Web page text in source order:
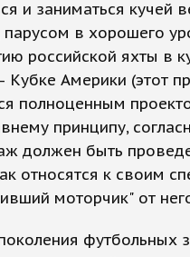
и заниматься кучей
в хорошего
российской яхты в
Кубке Америки (этот
полноценным
принципу,
должен быть
относятся к своим
моторчик" от
футбольных